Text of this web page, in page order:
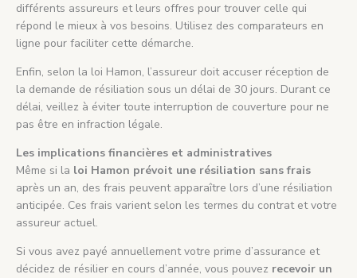
différents assureurs et leurs offres pour trouver celle qui
répond le mieux à vos besoins. Utilisez des comparateurs en
ligne pour faciliter cette démarche.
Enfin, selon la loi Hamon, l’assureur doit accuser réception de
la demande de résiliation sous un délai de 30 jours. Durant ce
délai, veillez à éviter toute interruption de couverture pour ne
pas être en infraction légale.
Les implications financières et administratives
Même si la loi Hamon prévoit une résiliation sans frais
après un an, des frais peuvent apparaître lors d’une résiliation
anticipée. Ces frais varient selon les termes du contrat et votre
assureur actuel.
Si vous avez payé annuellement votre prime d’assurance et
décidez de résilier en cours d’année, vous pouvez recevoir un